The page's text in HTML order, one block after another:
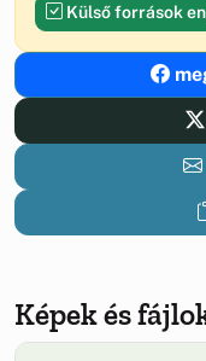
Külső források
Képek és